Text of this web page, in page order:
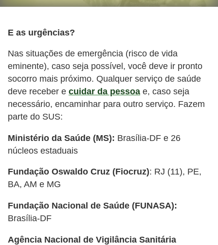
E as urgências?
Nas situações de emergência (risco de vida
eminente), caso seja possível, você deve ir pronto
socorro mais próximo. Qualquer serviço de saúde
deve receber e cuidar da pessoa e, caso seja
necessário, encaminhar para outro serviço. Fazem
parte do SUS:
Ministério da Saúde (MS): Brasília-DF e 26
núcleos estaduais
Fundação Oswaldo Cruz (Fiocruz): RJ (11), PE,
BA, AM e MG
Fundação Nacional de Saúde (FUNASA):
Brasília-DF
Agência Nacional de Vigilância Sanitária